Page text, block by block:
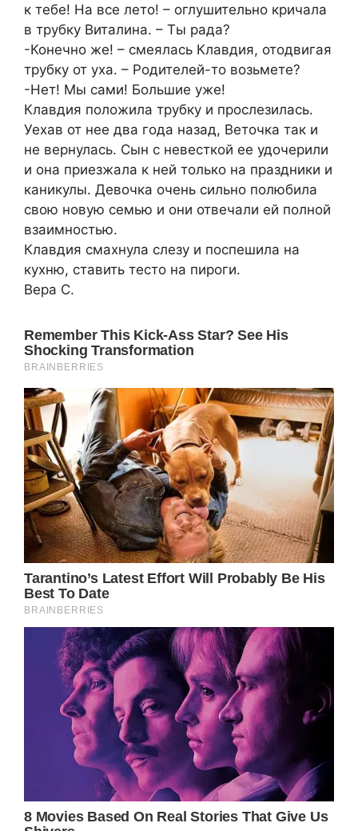
к тебе! На все лето! – оглушительно кричала
в трубку Виталина. – Ты рада?
-Конечно же! – смеялась Клавдия, отодвигая
трубку от уха. – Родителей-то возьмете?
-Нет! Мы сами! Большие уже!
Клавдия положила трубку и прослезилась.
Уехав от нее два года назад, Веточка так и
не вернулась. Сын с невесткой ее удочерили
и она приезжала к ней только на праздники и
каникулы. Девочка очень сильно полюбила
свою новую семью и они отвечали ей полной
взаимностью.
Клавдия смахнула слезу и поспешила на
кухню, ставить тесто на пироги.
Вера С.